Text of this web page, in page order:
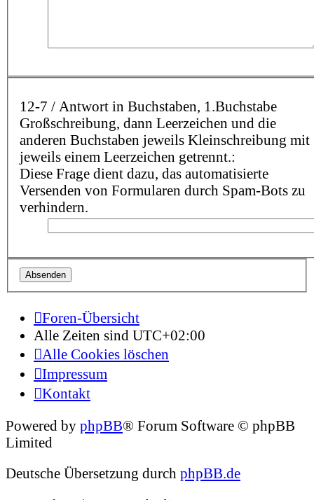
12-7 / Antwort in Buchstaben, 1.Buchstabe
Großschreibung, dann Leerzeichen und die
anderen Buchstaben jeweils Kleinschreibung mit
jeweils einem Leerzeichen getrennt.:
Diese Frage dient dazu, das automatisierte
Versenden von Formularen durch Spam-Bots zu
verhindern.
Foren-Übersicht
Alle Zeiten sind UTC+02:00
Alle Cookies löschen
Impressum
Kontakt
Powered by phpBB® Forum Software © phpBB
Limited
Deutsche Übersetzung durch phpBB.de